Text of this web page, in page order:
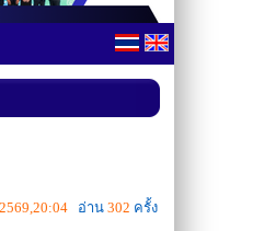
อ่าน 302 ครั้ง